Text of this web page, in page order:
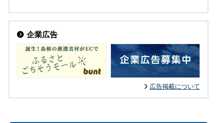
企業広告
広告掲載について